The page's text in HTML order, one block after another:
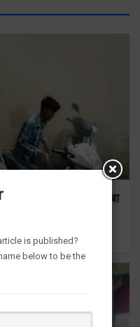
लगातार गिर रहा मलबा
is published?
below to be the